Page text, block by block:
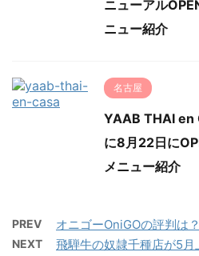
ニューアル
ニュー紹介
名古屋
YAAB THAI en
に8月22日に
メニュー紹介
PREV オニゴーOniGOの評判は
NEXT
飛騨牛の奴隷千種店が5月